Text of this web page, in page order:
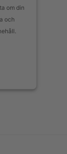
om din
och